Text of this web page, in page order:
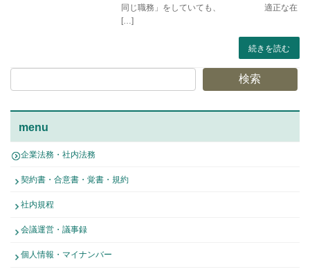
同じ職務」をしていても、 適正な在
[…]
続きを読む
検索
menu
企業法務・社内法務
契約書・合意書・覚書・規約
社内規程
会議運営・議事録
個人情報・マイナンバー